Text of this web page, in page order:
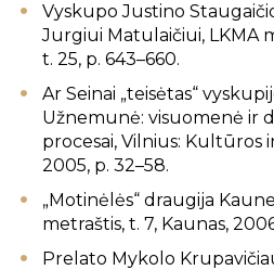
Vyskupo Justino
Jurgiui Matulaičiui, LKMA
t. 25, p. 643–660.
Ar Seinai „teisėtas“
Užnemunė: visuomenė ir
procesai, Vilnius: Kultūros
2005, p. 32–58.
„Motinėlės“ draugija
metraštis, t. 7, Kaunas,
Prelato Mykolo